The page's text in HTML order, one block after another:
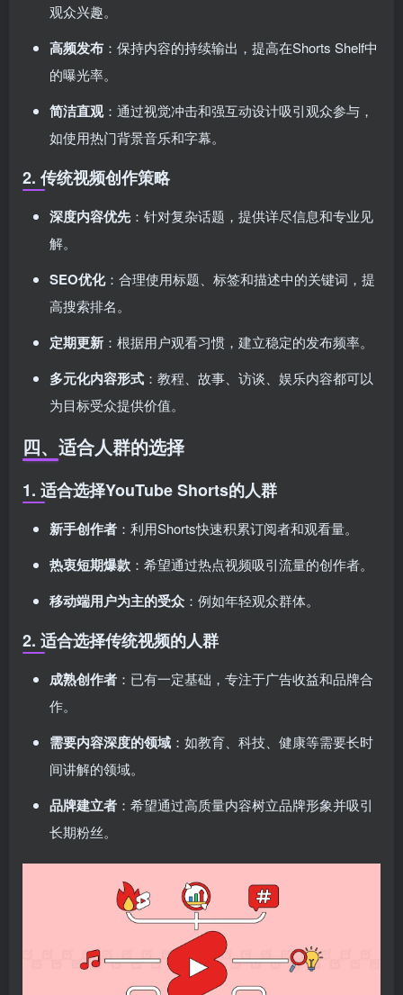
观众兴趣。
高频发布 ：保持内容的持续输出，提高在Shorts Shelf中
的曝光率。
简洁直观：通过视觉冲击和强互动设计吸引观众参与，
如使用热门背景音乐和字幕。
2. 传统视频创作策略
深度内容优先：针对复杂话题，提供详尽信息和专业见
解。
SEO优化：合理使用标题、标签和描述中的关键词，提
高搜索排名。
定期更新 ：根据用户观看习惯，建立稳定的发布频率。
多元化内容形式 ：教程、故事、访谈、娱乐内容都可以
为目标受众提供价值。
四、适合人群的选择
1. 适合选择YouTube Shorts的人群
新手创作者 ：利用Shorts快速积累订阅者和观看量。
热衷短期爆款 ：希望通过热点视频吸引流量的创作者。
移动端用户为主的受众 ：例如年轻观众群体。
2. 适合选择传统视频的人群
成熟创作者 ：已有一定基础，专注于广告收益和品牌合
作。
需要内容深度的领域 ：如教育、科技、健康等需要长时
间讲解的领域。
品牌建立者 ：希望通过高质量内容树立品牌形象并吸引
长期粉丝。